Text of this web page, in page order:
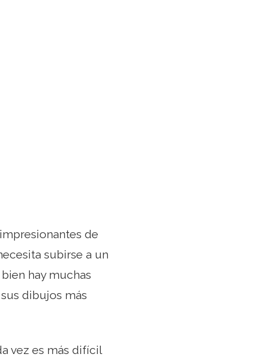
de
subirse a un
hay muchas
dibujos más
vez es más difícil